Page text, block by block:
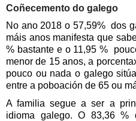
Coñecemento do galego
No ano 2018 o 57,59% dos
máis anos manifesta que
% bastante e o 11,95 %
menor de 15 anos, a
pouco ou nada o galego
entre a poboación de 65 ou
A familia segue a ser a
idioma galego. O 83,36 %